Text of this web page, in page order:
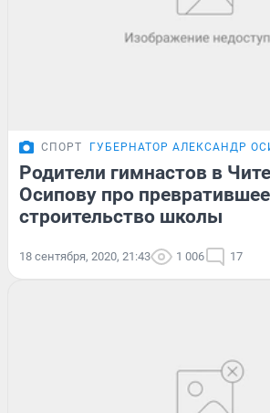
СПОРТ ГУБЕРНАТОР АЛЕКСАНДР
Родители гимнастов в
Осипову про
строительство школы
18 сентября, 2020, 21:43 1 006 17